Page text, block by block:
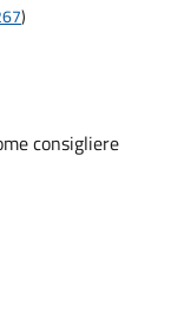
)
consigliere